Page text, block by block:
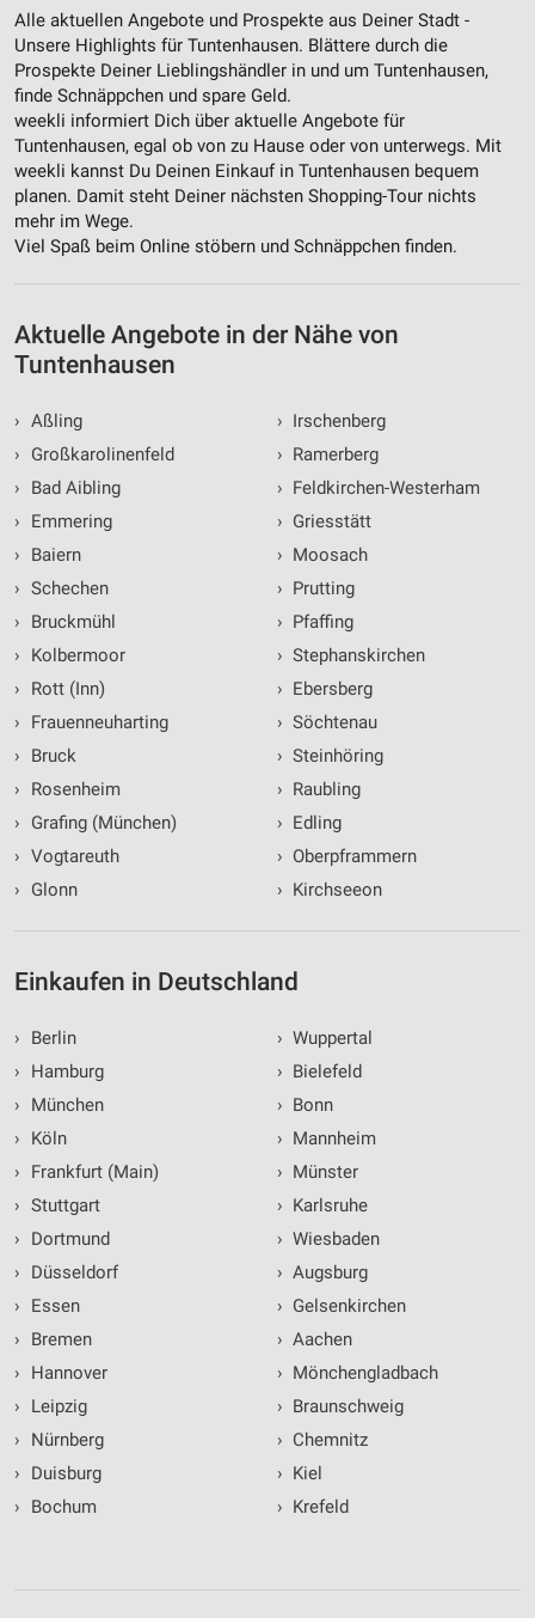
Alle aktuellen Angebote und Prospekte aus Deiner Stadt -
Unsere Highlights für Tuntenhausen. Blättere durch die
Prospekte Deiner Lieblingshändler in und um Tuntenhausen,
finde Schnäppchen und spare Geld.
weekli informiert Dich über aktuelle Angebote für
Tuntenhausen, egal ob von zu Hause oder von unterwegs. Mit
weekli kannst Du Deinen Einkauf in Tuntenhausen bequem
planen. Damit steht Deiner nächsten Shopping-Tour nichts
mehr im Wege.
Viel Spaß beim Online stöbern und Schnäppchen finden.
Aktuelle Angebote in der Nähe von
Tuntenhausen
› Aßling
›
Großkarolinenfeld
›
Bad Aibling
›
Emmering
›
Baiern
› Schechen
›
Bruckmühl
›
Kolbermoor
›
Rott (Inn)
›
Frauenneuharting
›
Bruck
›
Rosenheim
›
Grafing (München)
› Vogtareuth
›
Glonn
› Irschenberg
› Ramerberg
› Feldkirchen-Westerham
› Griesstätt
› Moosach
› Prutting
› Pfaffing
› Stephanskirchen
› Ebersberg
› Söchtenau
› Steinhöring
› Raubling
› Edling
› Oberpframmern
› Kirchseeon
Einkaufen in Deutschland
›
Berlin
›
Hamburg
›
München
›
Köln
›
Frankfurt (Main)
› Stuttgart
›
Dortmund
›
Düsseldorf
›
Essen
›
Bremen
›
Hannover
›
Leipzig
›
Nürnberg
›
Duisburg
›
Bochum
› Wuppertal
› Bielefeld
› Bonn
› Mannheim
› Münster
› Karlsruhe
› Wiesbaden
› Augsburg
› Gelsenkirchen
› Aachen
› Mönchengladbach
› Braunschweig
› Chemnitz
› Kiel
› Krefeld